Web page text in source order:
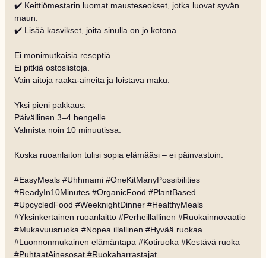
✔️ Keittiömestarin luomat mausteseokset, jotka luovat syvän
maun.
✔️ Lisää kasvikset, joita sinulla on jo kotona.
Ei monimutkaisia reseptiä.
Ei pitkiä ostoslistoja.
Vain aitoja raaka-aineita ja loistava maku.
Yksi pieni pakkaus.
Päivällinen 3–4 hengelle.
Valmista noin 10 minuutissa.
Koska ruoanlaiton tulisi sopia elämääsi – ei päinvastoin.
#EasyMeals #Uhhmami #OneKitManyPossibilities
#ReadyIn10Minutes #OrganicFood #PlantBased
#UpcycledFood #WeeknightDinner #HealthyMeals
#Yksinkertainen ruoanlaitto #Perheillallinen #Ruokainnovaatio
#Mukavuusruoka #Nopea illallinen #Hyvää ruokaa
#Luonnonmukainen elämäntapa #Kotiruoka #Kestävä ruoka
#PuhtaatAinesosat #Ruokaharrastajat